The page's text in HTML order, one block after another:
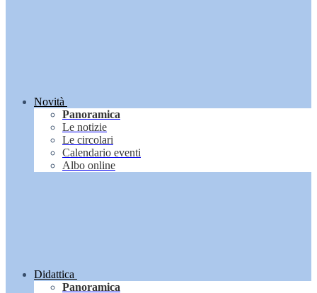
Novità
Panoramica
Le notizie
Le circolari
Calendario eventi
Albo online
Didattica
Panoramica